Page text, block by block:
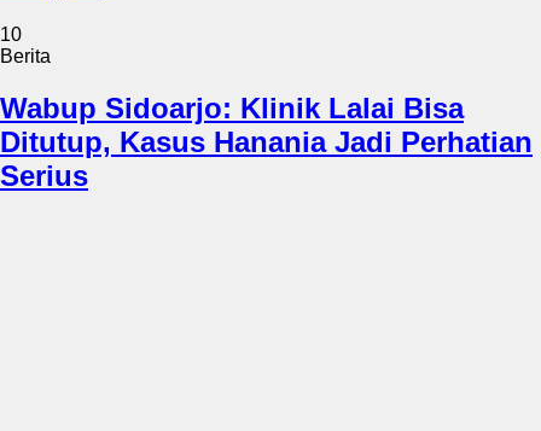
10
Berita
Wabup Sidoarjo: Klinik Lalai Bisa
Ditutup, Kasus Hanania Jadi Perhatian
Serius